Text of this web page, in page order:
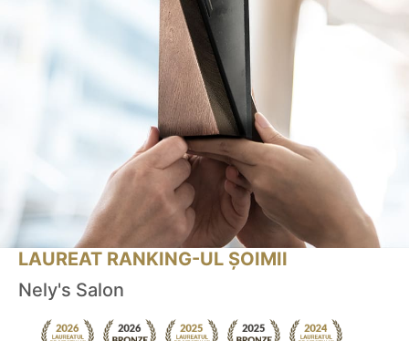
LAUREAT RANKING-UL ȘOIMII
Nely's Salon